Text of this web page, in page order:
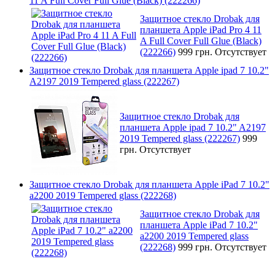
Защитное стекло Drobak для
планшета Apple iPad Pro 4 11
A Full Cover Full Glue (Black)
(222266) 999 грн. Отсутствует
Защитное стекло Drobak для планшета Apple ipad 7 10.2"
A2197 2019 Tempered glass (222267)
Защитное стекло Drobak для
планшета Apple ipad 7 10.2" A2197
2019 Tempered glass (222267) 999
грн. Отсутствует
Защитное стекло Drobak для планшета Apple iPad 7 10.2"
a2200 2019 Tempered glass (222268)
Защитное стекло Drobak для
планшета Apple iPad 7 10.2"
a2200 2019 Tempered glass
(222268) 999 грн. Отсутствует